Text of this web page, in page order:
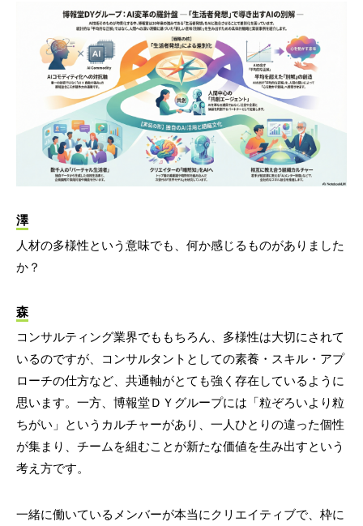
澤
人材の多様性という意味でも、何か感じるものがありました
か？
森
コンサルティング業界でももちろん、多様性は大切にされて
いるのですが、コンサルタントとしての素養・スキル・アプ
ローチの仕方など、共通軸がとても強く存在しているように
思います。一方、博報堂ＤＹグループには「粒ぞろいより粒
ちがい」というカルチャーがあり、一人ひとりの違った個性
が集まり、チームを組むことが新たな価値を生み出すという
考え方です。
一緒に働いているメンバーが本当にクリエイティブで、枠に